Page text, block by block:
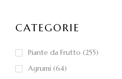
CATEGORIE
Piante da Frutto 255
Agrumi 64